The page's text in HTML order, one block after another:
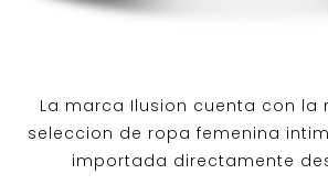
La marca Ilusion cuenta con la
seleccion de ropa femenina
importada directamente